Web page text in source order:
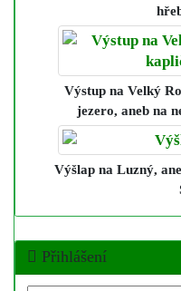
Výstup na Velký
jezero, aneb na
Výšlap na Luzný,
Přihlášení